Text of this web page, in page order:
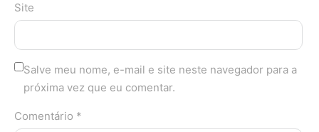
Site
Salve meu nome, e-mail e site neste navegador para a
próxima vez que eu comentar.
Comentário *